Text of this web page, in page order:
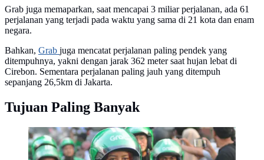
Grab juga memaparkan, saat mencapai 3 miliar perjalanan, ada 61
perjalanan yang terjadi pada waktu yang sama di 21 kota dan enam
negara.
Bahkan, Grab juga mencatat perjalanan paling pendek yang
ditempuhnya, yakni dengan jarak 362 meter saat hujan lebat di
Cirebon. Sementara perjalanan paling jauh yang ditempuh
sepanjang 26,5km di Jakarta.
Tujuan Paling Banyak
Driver Grab Bike Malang